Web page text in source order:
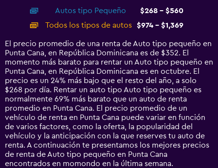
displaying
categories.
14
categories.
The
chart
has
1
Y
axis
displaying
values.
Range:
0
to
1500.
Autos tipo Pequeño
$268 - $560
Todos los tipos de autos
$974 - $1,369
El precio promedio de una renta de Auto tipo pequeño en
Punta Cana, en República Dominicana es de $352. El
momento más barato para rentar un Auto tipo pequeño en
Punta Cana, en República Dominicana es en octubre. El
precio es un 24% más bajo que el resto del año, a solo
$268 por día. Rentar un auto tipo Auto tipo pequeño es
normalmente 69% más barato que un auto de renta
promedio en Punta Cana. El precio promedio de un
vehículo de renta en Punta Cana puede variar en función
de varios factores, como la oferta, la popularidad del
vehículo y la anticipación con la que reserves tu auto de
renta. A continuación te presentamos los mejores precios
de renta de Auto tipo pequeño en Punta Cana
encontrados en momondo en la última semana.